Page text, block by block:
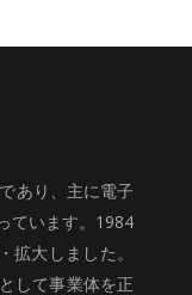
あり、主に電子
ています。1984
大しました。
して事業体を正